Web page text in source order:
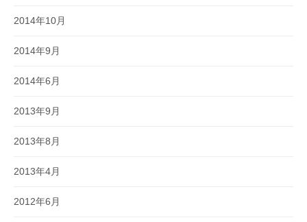
2014年10月
2014年9月
2014年6月
2013年9月
2013年8月
2013年4月
2012年6月